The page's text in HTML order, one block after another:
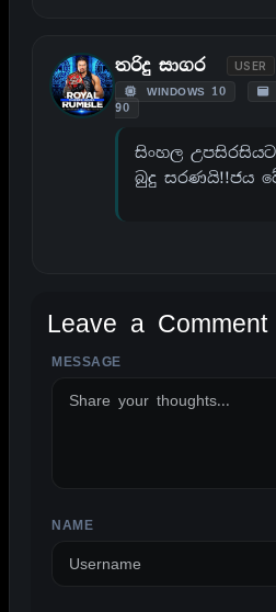
තරිදු සාගර USER
WINDOWS 10
90
සිංහල
බුදු සරණයි!!ජය
Leave a Comment
MESSAGE
NAME
ALTERNATIVE: